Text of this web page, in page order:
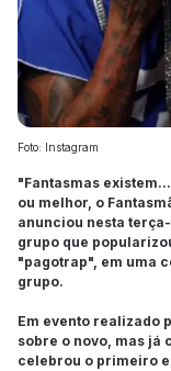
Foto: Instagram
"Fantasmas
ou melhor, o
anunciou nesta
grupo que
"pagotrap", em uma
grupo.
Em evento realizado
sobre o novo, mas já
celebrou o primeiro